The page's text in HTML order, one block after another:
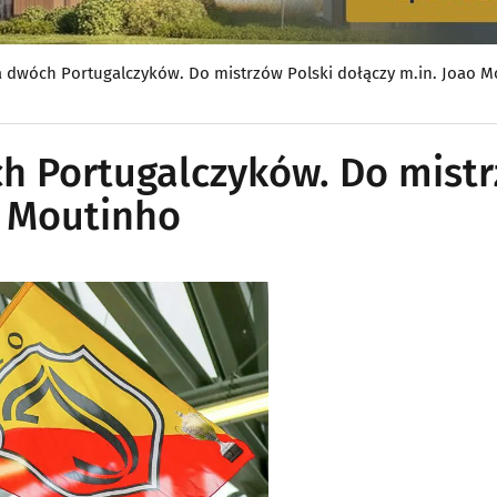
dwóch Portugalczyków. Do mistrzów Polski dołączy m.in. Joao
Portugalczyków. Do
Moutinho